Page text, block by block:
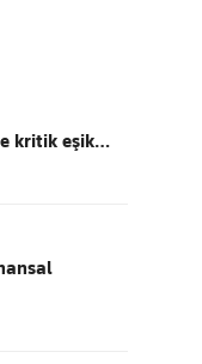
kritik eşik…